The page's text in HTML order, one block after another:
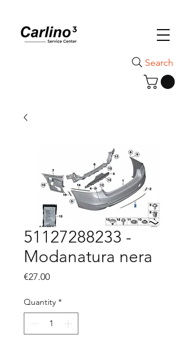
Search
51127288233 -
Modanatura nera
€27.00Price
Quantity *